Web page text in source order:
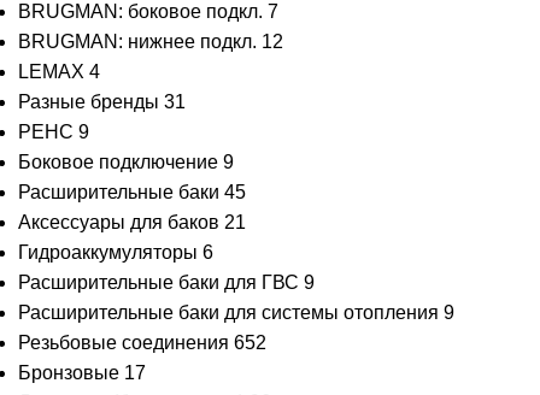
BRUGMAN: боковое подкл. 7
BRUGMAN: нижнее подкл. 12
LEMAX 4
Разные бренды 31
РЕНС 9
Боковое подключение 9
Расширительные баки 45
Аксессуары для баков 21
Гидроаккумуляторы 6
Расширительные баки для ГВС 9
Расширительные баки для системы отопления 9
Резьбовые соединения 652
Бронзовые 17